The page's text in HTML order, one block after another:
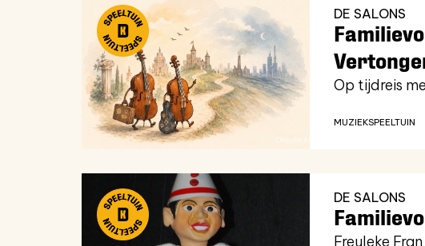
Op tijdreis
DE SALONS
MUZIEKSPEELTUIN
Freuleke
DE SALONS